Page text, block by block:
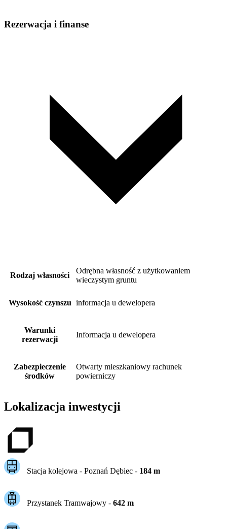
Rezerwacja i finanse
Rodzaj własności
Odrębna własność z użytkowaniem
wieczystym gruntu
Wysokość czynszu informacja u dewelopera
Warunki
rezerwacji
Informacja u dewelopera
Zabezpieczenie
środków
Otwarty mieszkaniowy rachunek
powierniczy
Lokalizacja inwestycji
Stacja kolejowa - Poznań Dębiec- 184m
Przystanek Tramwajowy - 642m